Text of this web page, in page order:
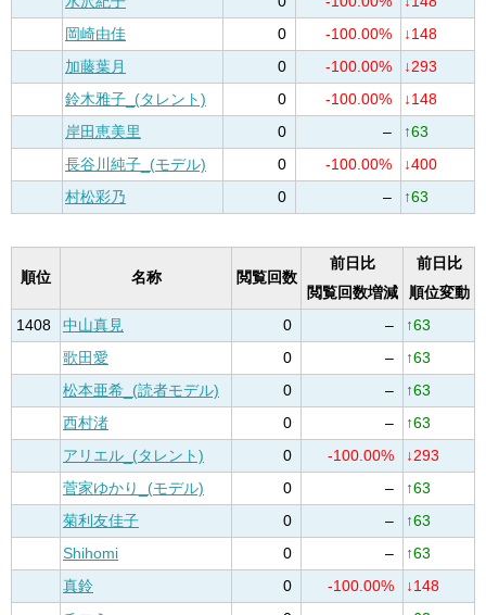
岡崎由佳
0 -100.00%
↓148
加藤葉月
0 -100.00%
↓293
鈴木雅子_(タレント)
0 -100.00%
↓148
岸田恵美里
0 –
↑63
長谷川純子_(モデル)
0 -100.00%
↓400
村松彩乃
0 – ↑63
順位 名称 閲覧回数
前日比
閲覧回数増減
前日比
順位変動
1408
中山真見 0 –
↑63
歌田愛
0 –
↑63
松本亜希_(読者モデル)
0 –
↑63
西村渚
0 –
↑63
アリエル_(タレント)
0 -100.00%
↓293
菅家ゆかり_(モデル)
0 –
↑63
菊利友佳子
0 –
↑63
Shihomi
0 –
↑63
真鈴
0 -100.00%
↓148